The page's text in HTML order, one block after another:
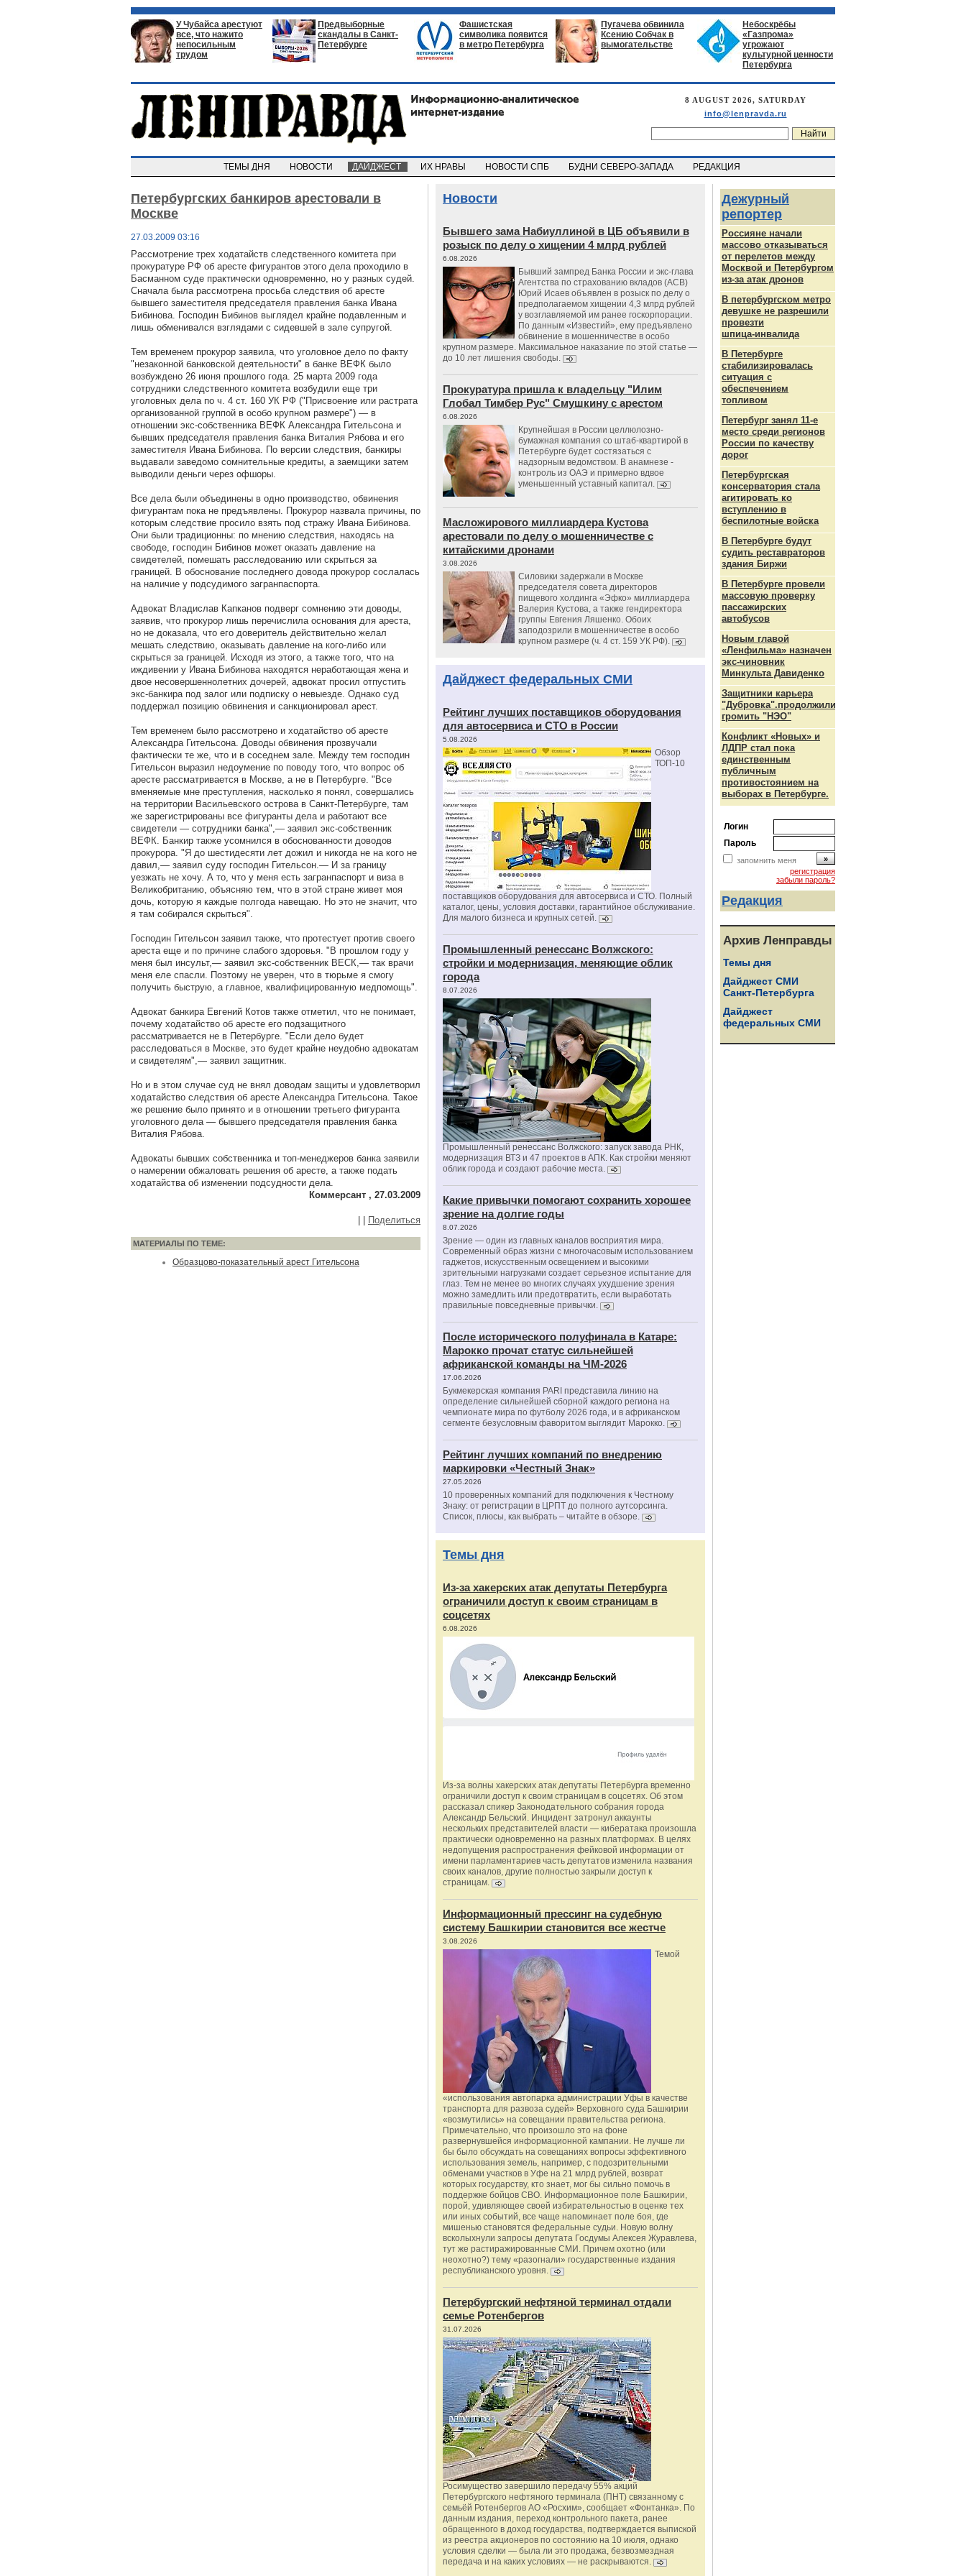
У Чубайса арестуют
все, что нажито
непосильным
трудом
Предвыборные
скандалы в Санкт-
Петербурге
Фашистская
символика появится
в метро Петербурга
Пугачева обвинила
Ксению Собчак в
вымогательстве
Небоскрёбы
«Газпрома»
угрожают
культурной ценности
Петербурга
8 AUGUST 2026, SATURDAY
info@lenpravda.ru
ТЕМЫ ДНЯ НОВОСТИ ДАЙДЖЕСТ ИХ НРАВЫ НОВОСТИ СПБ БУДНИ СЕВЕРО-ЗАПАДА РЕДАКЦИЯ
Петербургских банкиров арестовали в
Москве
27.03.2009 03:16
Рассмотрение трех ходатайств следственного комитета при
прокуратуре РФ об аресте фигурантов этого дела проходило в
Басманном суде практически одновременно, но у разных судей.
Сначала была рассмотрена просьба следствия об аресте
бывшего заместителя председателя правления банка Ивана
Бибинова. Господин Бибинов выглядел крайне подавленным и
лишь обменивался взглядами с сидевшей в зале супругой.
Тем временем прокурор заявила, что уголовное дело по факту
"незаконной банковской деятельности" в банке ВЕФК было
возбуждено 26 июня прошлого года. 25 марта 2009 года
сотрудники следственного комитета возбудили еще три
уголовных дела по ч. 4 ст. 160 УК РФ ("Присвоение или растрата
организованной группой в особо крупном размере") — в
отношении экс-собственника ВЕФК Александра Гительсона и
бывших председателя правления банка Виталия Рябова и его
заместителя Ивана Бибинова. По версии следствия, банкиры
выдавали заведомо сомнительные кредиты, а заемщики затем
выводили деньги через офшоры.
Все дела были объединены в одно производство, обвинения
фигурантам пока не предъявлены. Прокурор назвала причины, по
которым следствие просило взять под стражу Ивана Бибинова.
Они были традиционны: по мнению следствия, находясь на
свободе, господин Бибинов может оказать давление на
свидетелей, помешать расследованию или скрыться за
границей. В обоснование последнего довода прокурор сослалась
на наличие у подсудимого загранпаспорта.
Адвокат Владислав Капканов подверг сомнению эти доводы,
заявив, что прокурор лишь перечислила основания для ареста,
но не доказала, что его доверитель действительно желал
мешать следствию, оказывать давление на кого-либо или
скрыться за границей. Исходя из этого, а также того, что на
иждивении у Ивана Бибинова находятся неработающая жена и
двое несовершеннолетних дочерей, адвокат просил отпустить
экс-банкира под залог или подписку о невыезде. Однако суд
поддержал позицию обвинения и санкционировал арест.
Тем временем было рассмотрено и ходатайство об аресте
Александра Гительсона. Доводы обвинения прозвучали
фактически те же, что и в соседнем зале. Между тем господин
Гительсон выразил недоумение по поводу того, что вопрос об
аресте рассматривается в Москве, а не в Петербурге. "Все
вменяемые мне преступления, насколько я понял, совершались
на территории Васильевского острова в Санкт-Петербурге, там
же зарегистрированы все фигуранты дела и работают все
свидетели — сотрудники банка",— заявил экс-собственник
ВЕФК. Банкир также усомнился в обоснованности доводов
прокурора. "Я до шестидесяти лет дожил и никогда не на кого не
давил,— заявил суду господин Гительсон.— И за границу
уезжать не хочу. А то, что у меня есть загранпаспорт и виза в
Великобританию, объясняю тем, что в этой стране живет моя
дочь, которую я каждые полгода навещаю. Но это не значит, что
я там собирался скрыться".
Господин Гительсон заявил также, что протестует против своего
ареста еще и по причине слабого здоровья. "В прошлом году у
меня был инсульт,— заявил экс-собственник ВЕСК,— так врачи
меня еле спасли. Поэтому не уверен, что в тюрьме я смогу
получить быструю, а главное, квалифицированную медпомощь".
Адвокат банкира Евгений Котов также отметил, что не понимает,
почему ходатайство об аресте его подзащитного
рассматривается не в Петербурге. "Если дело будет
расследоваться в Москве, это будет крайне неудобно адвокатам
и свидетелям",— заявил защитник.
Но и в этом случае суд не внял доводам защиты и удовлетворил
ходатайство следствия об аресте Александра Гительсона. Такое
же решение было принято и в отношении третьего фигуранта
уголовного дела — бывшего председателя правления банка
Виталия Рябова.
Адвокаты бывших собственника и топ-менеджеров банка заявили
о намерении обжаловать решения об аресте, а также подать
ходатайства об изменении подсудности дела.
Коммерсант , 27.03.2009
Поделиться
МАТЕРИАЛЫ ПО ТЕМЕ:
Образцово-показательный арест Гительсона
Новости
Бывшего зама Набиуллиной в ЦБ объявили в
розыск по делу о хищении 4 млрд рублей
6.08.2026
Бывший зампред Банка России и экс-глава
Агентства по страхованию вкладов (АСВ)
Юрий Исаев объявлен в розыск по делу о
предполагаемом хищении 4,3 млрд рублей
у возглавляемой им ранее госкорпорации.
По данным «Известий», ему предъявлено
обвинение в мошенничестве в особо
крупном размере. Максимальное наказание по этой статье —
до 10 лет лишения свободы.
Прокуратура пришла к владельцу "Илим
Глобал Тимбер Рус" Смушкину с арестом
6.08.2026
Крупнейшая в России целлюлозно-
бумажная компания со штаб-квартирой в
Петербурге будет состязаться с
надзорным ведомством. В анамнезе -
контроль из ОАЭ и примерно вдвое
уменьшенный уставный капитал.
Масложирового миллиардера Кустова
арестовали по делу о мошенничестве с
китайскими дронами
3.08.2026
Силовики задержали в Москве
председателя совета директоров
пищевого холдинга «Эфко» миллиардера
Валерия Кустова, а также гендиректора
группы Евгения Ляшенко. Обоих
заподозрили в мошенничестве в особо
крупном размере (ч. 4 ст. 159 УК РФ).
Дайджест федеральных СМИ
Рейтинг лучших поставщиков оборудования
для автосервиса и СТО в России
5.08.2026
Обзор
ТОП-10
поставщиков оборудования для автосервиса и СТО. Полный
каталог, цены, условия доставки, гарантийное обслуживание.
Для малого бизнеса и крупных сетей.
Промышленный ренессанс Волжского:
стройки и модернизация, меняющие облик
города
8.07.2026
Промышленный ренессанс Волжского: запуск завода РНК,
модернизация ВТЗ и 47 проектов в АПК. Как стройки меняют
облик города и создают рабочие места.
Какие привычки помогают сохранить хорошее
зрение на долгие годы
8.07.2026
Зрение — один из главных каналов восприятия мира.
Современный образ жизни с многочасовым использованием
гаджетов, искусственным освещением и высокими
зрительными нагрузками создает серьезное испытание для
глаз. Тем не менее во многих случаях ухудшение зрения
можно замедлить или предотвратить, если выработать
правильные повседневные привычки.
После исторического полуфинала в Катаре:
Марокко прочат статус сильнейшей
африканской команды на ЧМ-2026
17.06.2026
Букмекерская компания PARI представила линию на
определение сильнейшей сборной каждого региона на
чемпионате мира по футболу 2026 года, и в африканском
сегменте безусловным фаворитом выглядит Марокко.
Рейтинг лучших компаний по внедрению
маркировки «Честный Знак»
27.05.2026
10 проверенных компаний для подключения к Честному
Знаку: от регистрации в ЦРПТ до полного аутсорсинга.
Список, плюсы, как выбрать – читайте в обзоре.
Темы дня
Из‑за хакерских атак депутаты Петербурга
ограничили доступ к своим страницам в
соцсетях
6.08.2026
Из‑за волны хакерских атак депутаты Петербурга временно
ограничили доступ к своим страницам в соцсетях. Об этом
рассказал спикер Законодательного собрания города
Александр Бельский. Инцидент затронул аккаунты
нескольких представителей власти — кибератака произошла
практически одновременно на разных платформах. В целях
недопущения распространения фейковой информации от
имени парламентариев часть депутатов изменила названия
своих каналов, другие полностью закрыли доступ к
страницам.
Информационный прессинг на судебную
систему Башкирии становится все жестче
3.08.2026
Темой
«использования автопарка администрации Уфы в качестве
транспорта для развоза судей» Верховного суда Башкирии
«возмутились» на совещании правительства региона.
Примечательно, что произошло это на фоне
развернувшейся информационной кампании. Не лучше ли
бы было обсуждать на совещаниях вопросы эффективного
использования земель, например, с подозрительными
обменами участков в Уфе на 21 млрд рублей, возврат
которых государству, кто знает, мог бы сильно помочь в
поддержке бойцов СВО. Информационное поле Башкирии,
порой, удивляющее своей избирательностью в оценке тех
или иных событий, все чаще напоминает поле боя, где
мишенью становятся федеральные судьи. Новую волну
всколыхнули запросы депутата Госдумы Алексея Журавлева,
тут же растиражированные СМИ. Причем охотно (или
неохотно?) тему «разогнали» государственные издания
республиканского уровня.
Петербургский нефтяной терминал отдали
семье Ротенбергов
31.07.2026
Росимущество завершило передачу 55% акций
Петербургского нефтяного терминала (ПНТ) связанному с
семьёй Ротенбергов АО «Росхим», сообщает «Фонтанка». По
данным издания, переход контрольного пакета, ранее
обращенного в доход государства, подтверждается выпиской
из реестра акционеров по состоянию на 10 июля, однако
условия сделки — была ли это продажа, безвозмездная
передача и на каких условиях — не раскрываются.
Дежурный
репортер
Россияне начали
массово отказываться
от перелетов между
Москвой и Петербургом
из-за атак дронов
В петербургском метро
девушке не разрешили
провезти
шпица‑инвалида
В Петербурге
стабилизировалась
ситуация с
обеспечением
топливом
Петербург занял 11-е
место среди регионов
России по качеству
дорог
Петербургская
консерватория стала
агитировать ко
вступлению в
беспилотные войска
В Петербурге будут
судить реставраторов
здания Биржи
В Петербурге провели
массовую проверку
пассажирских
автобусов
Новым главой
«Ленфильма» назначен
экс-чиновник
Минкульта Давиденко
Защитники карьера
"Дубровка".продолжили
громить "НЭО"
Конфликт «Новых» и
ЛДПР стал пока
единственным
публичным
противостоянием на
выборах в Петербурге.
Логин
Пароль
запомнить меня
регистрация
забыли пароль?
Редакция
Архив Ленправды
Темы дня
Дайджест СМИ
Санкт-Петербурга
Дайджест
федеральных СМИ